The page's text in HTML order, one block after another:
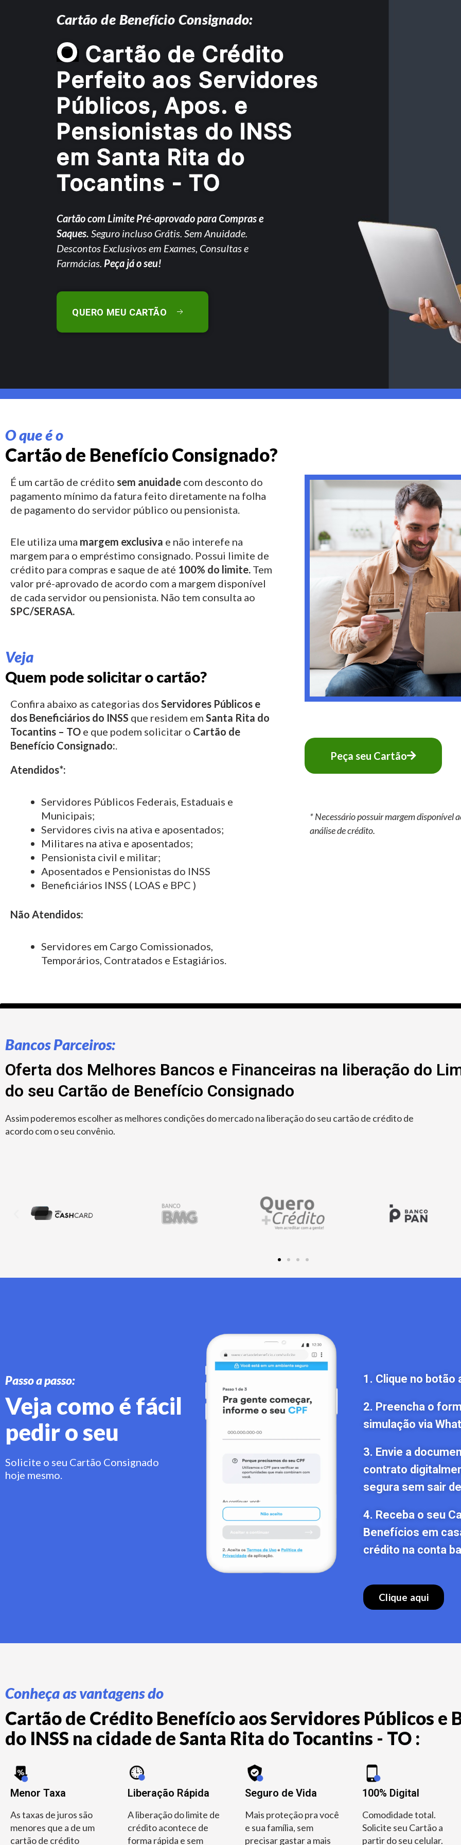
Cartão de Benefício Consignado:
O Cartão de Crédito
Perfeito aos Servidores
Públicos, Apos. e
Pensionistas do INSS
em Santa Rita do
Tocantins - TO
Cartão com Limite Pré-aprovado para Compras e
Saques. Seguro incluso Grátis. Sem Anuidade.
Descontos Exclusivos em Exames, Consultas e
Farmácias. Peça já o seu!
QUERO MEU CARTÃO
O que é o
Cartão de Benefício Consignado?
É um cartão de crédito sem anuidade com desconto do
pagamento mínimo da fatura feito diretamente na folha
de pagamento do servidor público ou pensionista.
Ele utiliza uma margem exclusiva e não interefe na
margem para o empréstimo consignado. Possui limite de
crédito para compras e saque de até 100% do limite. Tem
valor pré-aprovado de acordo com a margem disponível
de cada servidor ou pensionista. Não tem consulta ao
SPC/SERASA.
Veja
Quem pode solicitar o cartão?
Confira abaixo as categorias dos Servidores Públicos e
dos Beneficiários do INSS que residem em Santa Rita do
Tocantins – TO e que podem solicitar o Cartão de
Benefício Consignado:.
Atendidos*:
Servidores Públicos Federais, Estaduais e
Municipais;
Servidores civis na ativa e aposentados;
Militares na ativa e aposentados;
Pensionista civil e militar;
Aposentados e Pensionistas do INSS
Beneficiários INSS ( LOAS e BPC )
Não Atendidos:
Servidores em Cargo Comissionados,
Temporários, Contratados e Estagiários.
Peça seu Cartão
* Necessário possuir margem disponível
análise de crédito.
Bancos Parceiros:
Oferta dos Melhores Bancos e Financeiras na liberação do
do seu Cartão de Benefício Consignado
Assim poderemos escolher as melhores condições do mercado na liberação do seu cartão de crédito de
acordo com o seu convênio.
Passo a passo:
Veja como é fácil
pedir o seu
Solicite o seu Cartão Consignado
hoje mesmo.
1. Clique no botão
2. Preencha o
simulação via
3. Envie a
contrato
segura sem sair
4. Receba o seu
Benefícios em
crédito na conta
Clique aqui
Conheça as vantagens do
Cartão de Crédito Benefício aos Servidores Públicos e
do INSS na cidade de Santa Rita do Tocantins - TO :
Menor Taxa
As taxas de juros são
menores que a de um
cartão de crédito
Liberação Rápida
A liberação do limite de
crédito acontece de
forma rápida e sem
Seguro de Vida
Mais proteção pra você
e sua família, sem
precisar gastar a mais
100% Digital
Comodidade total.
Solicite seu Cartão a
partir do seu celular.